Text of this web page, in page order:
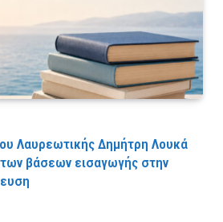
Λαυρεωτικής Δημήτρη Λουκά
βάσεων εισαγωγής στην